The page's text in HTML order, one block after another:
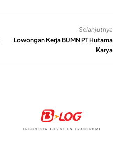
Selanjutnya
Lowongan Kerja BUMN PT Hutama
Karya